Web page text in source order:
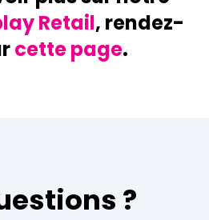
Retail, rendez-
cette page.
?